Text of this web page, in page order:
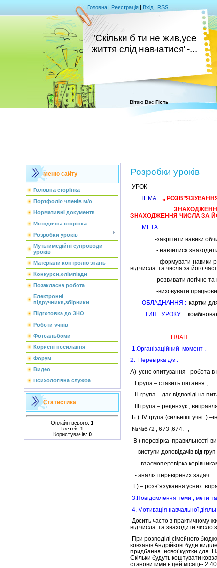
Головна | Реєстрація | Вхід | RSS
"Скільки б ти не жив,усе
життя слід навчатися"-...
Вітаю Вас Гість
Меню сайту
Головна сторінка
Портфоліо членів м/о
Нормативні документи
Методична сторінка
Розробки уроків
Мутьтимедійні супроводи
уроків
Матеріали контролю знань
Конкурси,олімпіади
Позакласна робота
Електронні
підручники,збірники
Підготовка до ЗНО
Роботи учнів
Фотоальбоми
Корисні посилання
Форум
Видео
Психологічна служба
Статистика
Онлайн всього: 1
Гостей: 1
Користувачів: 0
Розробки уроків
УРОК
ТЕМА : „
ЗНАХОДЖЕННЯ
ЗНАХОДЖЕННЯ ЧИСЛА ЗА
МЕТА :
-закріпити навики
- навчитися знаходити
- формувати навики
від числа та числа за його
-розвивати логічне та
-виховувати
ОБЛАДНАННЯ : картки
ТИП УРОКУ :
ПЛАН.
1.Організаційний момент .
2. Перевірка д/з :
А) усне опитування - робота в
І група – ставить питання ;
ІІ група – дає відповіді на
ІІІ група – рецензує ,
Б ) ІV група (сильніші учні )
№№672 , 673 ,674. ;
В ) перевірка правильності
-виступи доповідачів від
- взаємоперевірка
- аналіз перевірених задач.
Г) – розв”язування усних
3.Повідомлення теми , мети та
4. Мотивація навчальної
Досить часто в практичному
від числа та знаходити число
При розподілі сімейного
ковзанів Андрійкові буде
придбання нової куртки для
Скільки будуть коштувати
становитиме в цей місяць- 2